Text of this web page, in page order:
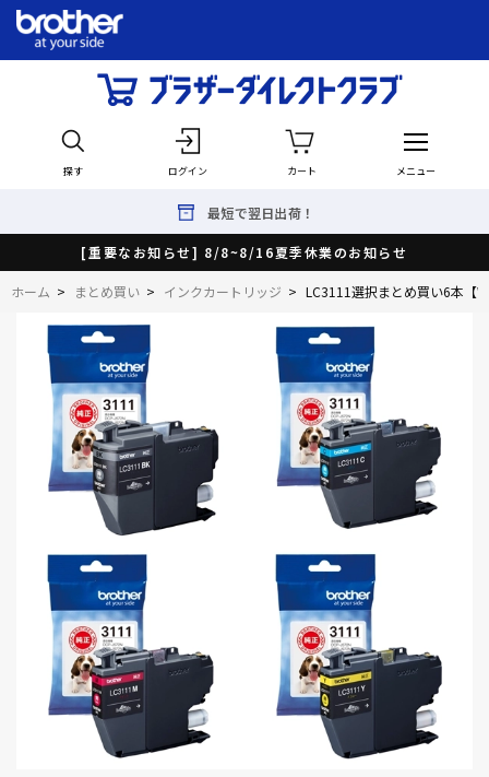
探す ログイン カート メニュー
最短で翌日出荷！
[重要なお知らせ] 8/8~8/16夏季休業のお知らせ
ホーム > まとめ買い > インクカートリッジ > LC3111選択まとめ買い6本【